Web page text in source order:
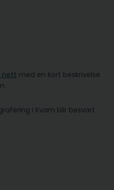
nett med en kort beskrivelse
i Kvam blir besvart